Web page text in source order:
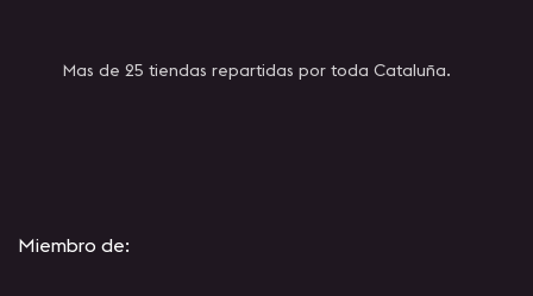
Mas de 25 tiendas repartidas por toda Cataluña.
Miembro de: